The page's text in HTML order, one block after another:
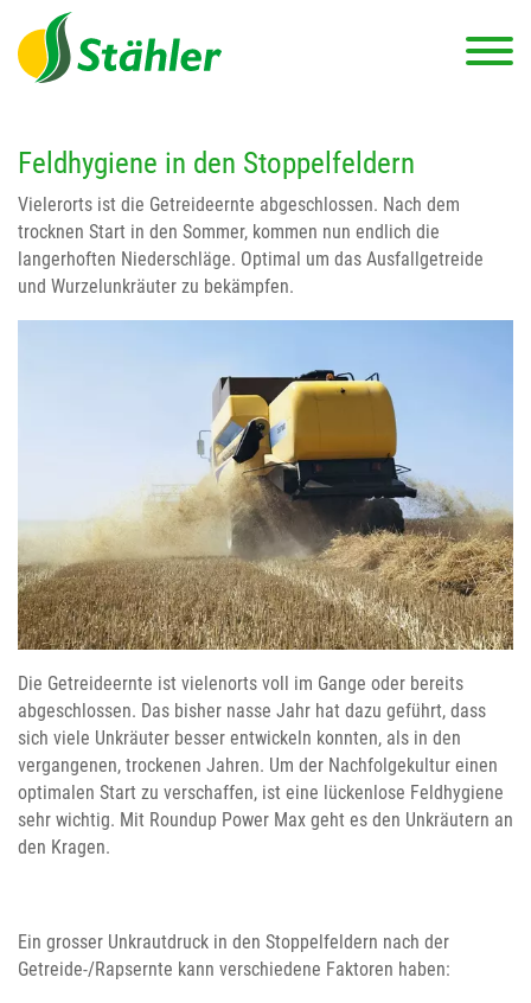
Feldhygiene in den Stoppelfeldern
Vielerorts ist die Getreideernte abgeschlossen. Nach dem
trocknen Start in den Sommer, kommen nun endlich die
langerhoften Niederschläge. Optimal um das Ausfallgetreide
und Wurzelunkräuter zu bekämpfen.
Die Getreideernte ist vielenorts voll im Gange oder bereits
abgeschlossen. Das bisher nasse Jahr hat dazu geführt, dass
sich viele Unkräuter besser entwickeln konnten, als in den
vergangenen, trockenen Jahren. Um der Nachfolgekultur einen
optimalen Start zu verschaffen, ist eine lückenlose Feldhygiene
sehr wichtig. Mit Roundup Power Max geht es den Unkräutern an
den Kragen.
Ein grosser Unkrautdruck in den Stoppelfeldern nach der
Getreide-/Rapsernte kann verschiedene Faktoren haben: